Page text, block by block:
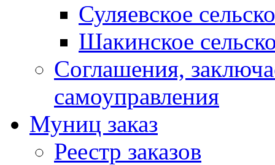
Суляевское
Шакинское
Соглашения,
самоуправления
Муниц заказ
Реестр заказов